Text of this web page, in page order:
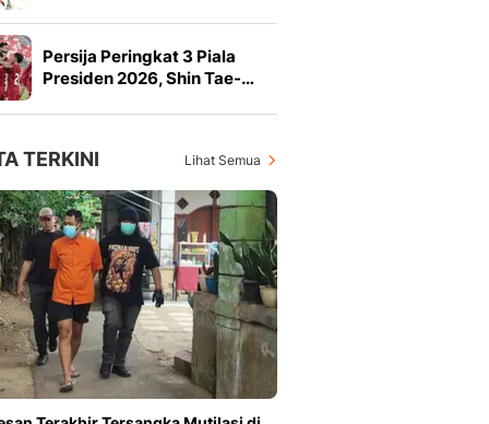
Persija Peringkat 3 Piala
Presiden 2026, Shin Tae-…
TERKINI Lihat Semua